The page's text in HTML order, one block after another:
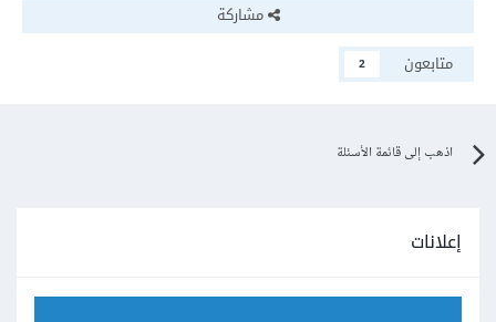
مشاركة
متابعون
2
اذهب إلى قائمة الأسئلة
إعلانات